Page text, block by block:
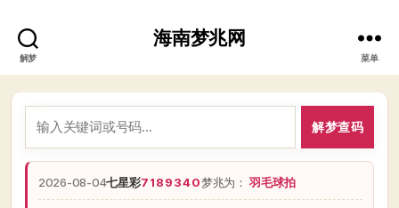
解梦
海南梦兆网
菜单
解梦查码
2026-08-04七星彩7189340梦兆为：羽毛球拍